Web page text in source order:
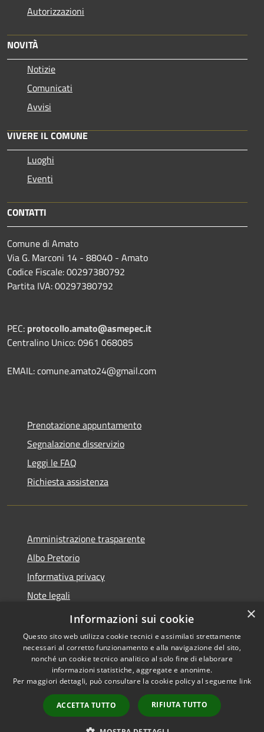
Autorizzazioni
NOVITÀ
Notizie
Comunicati
Avvisi
VIVERE IL COMUNE
Luoghi
Eventi
CONTATTI
Comune di Amato
Via G. Marconi 14 - 88040 - Amato
Codice Fiscale: 00297380792
Partita IVA: 00297380792
PEC: protocollo.amato@asmepec.it
Centralino Unico: 0961 068085
EMAIL: comune.amato24@gmail.com
Prenotazione appuntamento
Segnalazione disservizio
Leggi le FAQ
Richiesta assistenza
Amministrazione trasparente
Albo Pretorio
Informativa privacy
Note legali
Dichiarazione di accessibilità
Accessibilità
Copyright © 2026 • Comune di
Amato • Powered by
Municipium•
Accesso
redazione
×
Informazioni sui cookie
Questo sito web utilizza cookie tecnici e assimilati strettamente
necessari al corretto funzionamento e alla navigazione del sito,
nonché un cookie tecnico analitico al solo fine di elaborare
informazioni statistiche, aggregate e anonime.
Per maggiori dettagli, può consultare la cookie policy al seguente link
ACCETTA TUTTO RIFIUTA TUTTO